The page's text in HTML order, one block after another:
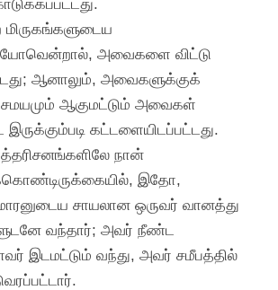
மிருகங்களுடைய
அவைகளை விட்டு
ஆனாலும், அவைகளுக்குக்
சமயமும் ஆகுமட்டும் அவைகள்
இருக்கும்படி கட்டளையிடப்பட்டது.
நான்
இதோ,
சாயலான ஒருவர் வானத்து
வந்தார்; அவர் நீண்ட
இடமட்டும் வந்து, அவர் சமீபத்தில்